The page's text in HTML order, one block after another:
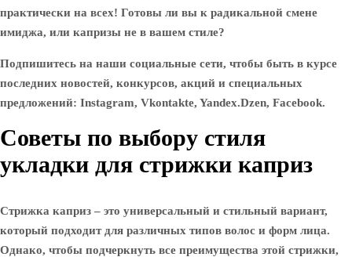
практически на всех! Готовы ли вы к радикальной смене
имиджа, или капризы не в вашем стиле?
Подпишитесь на наши социальные сети, чтобы быть в курсе
последних новостей, конкурсов, акций и специальных
предложений: Instagram, Vkontakte, Yandex.Dzen, Facebook.
Советы по выбору стиля
укладки для стрижки каприз
Стрижка каприз – это универсальный и стильный вариант,
который подходит для различных типов волос и форм лица.
Однако, чтобы подчеркнуть все преимущества этой стрижки,